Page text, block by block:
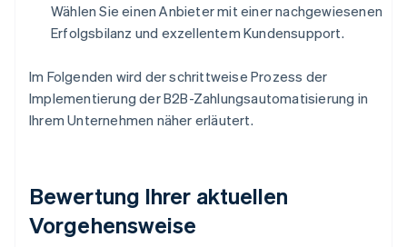
Wählen Sie einen Anbieter mit einer nachgewiesenen
Erfolgsbilanz und exzellentem Kundensupport.
Im Folgenden wird der schrittweise Prozess der
Implementierung der B2B-Zahlungsautomatisierung in
Ihrem Unternehmen näher erläutert.
Bewertung Ihrer aktuellen
Vorgehensweise